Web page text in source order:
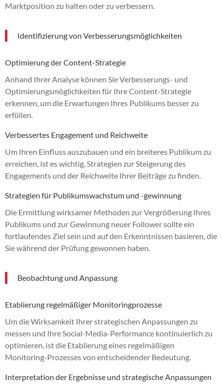
Marktposition zu halten oder zu verbessern.
Identifizierung von Verbesserungsmöglichkeiten
Optimierung der Content-Strategie
Anhand Ihrer Analyse können Sie Verbesserungs- und
Optimierungsmöglichkeiten für Ihre Content-Strategie
erkennen, um die Erwartungen Ihres Publikums besser zu
erfüllen.
Verbessertes Engagement und Reichweite
Um Ihren Einfluss auszubauen und ein breiteres Publikum zu
erreichen, ist es wichtig, Strategien zur Steigerung des
Engagements und der Reichweite Ihrer Beiträge zu finden.
Strategien für Publikumswachstum und -gewinnung
Die Ermittlung wirksamer Methoden zur Vergrößerung Ihres
Publikums und zur Gewinnung neuer Follower sollte ein
fortlaufendes Ziel sein und auf den Erkenntnissen basieren, die
Sie während der Prüfung gewonnen haben.
Beobachtung und Anpassung
Etablierung regelmäßiger Monitoringprozesse
Um die Wirksamkeit Ihrer strategischen Anpassungen zu
messen und Ihre Social-Media-Performance kontinuierlich zu
optimieren, ist die Etablierung eines regelmäßigen
Monitoring-Prozesses von entscheidender Bedeutung.
Interpretation der Ergebnisse und strategische Anpassungen